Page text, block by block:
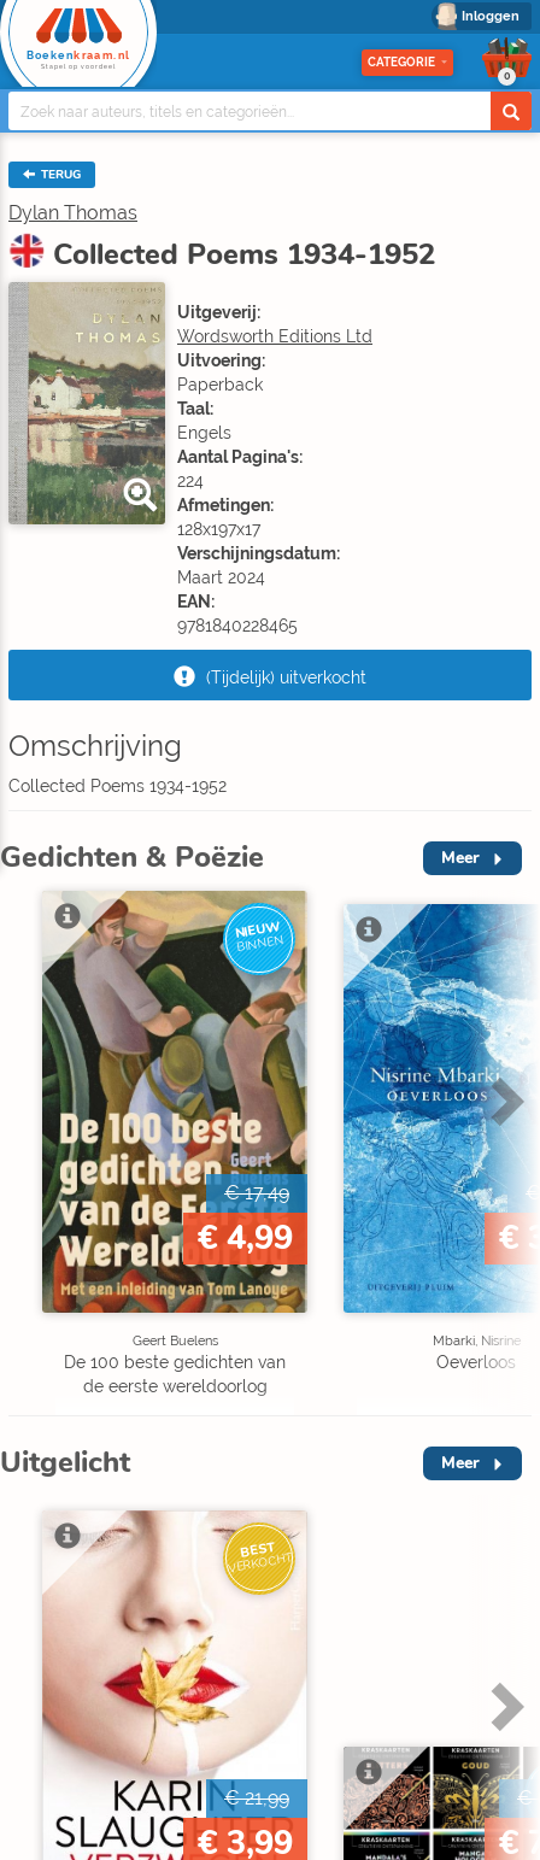
Inloggen
Boeken kraam.nl
Stapel op voordeel CATEGORIE
0
TERUG
Dylan Thomas
Collected Poems 1934-1952
Uitgeverij:
Wordsworth Editions Ltd
Uitvoering:
Paperback
Taal:
Engels
Aantal Pagina's:
224
Afmetingen:
128x197x17
Verschijningsdatum:
Maart 2024
EAN:
9781840228465
(Tijdelijk) uitverkocht
Omschrijving
Collected Poems 1934-1952
Gedichten & Poëzie Meer
NIEUW
BINNEN
€ 17,49
€ 4,99
Geert Buelens
De 100 beste gedichten van
de eerste wereldoorlog
€
Mbarki, Nisrine
Oeverloos
Uitgelicht Meer
BEST
VERKOCHT
€ 21,99
€ 3,99
€
€